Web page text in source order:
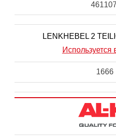
LENKHEBEL 2
Используется
1666